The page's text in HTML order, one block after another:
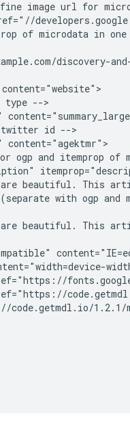
image url for
of microdata in one
discovery-
type -->
id -->
content="agektmr">
ogp and itemprop of
beautiful. This
with ogp and
beautiful. This
code.getmdl.io/